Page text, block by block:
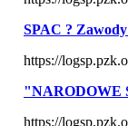
SPAC ?
https://
"NARODOWE
https://